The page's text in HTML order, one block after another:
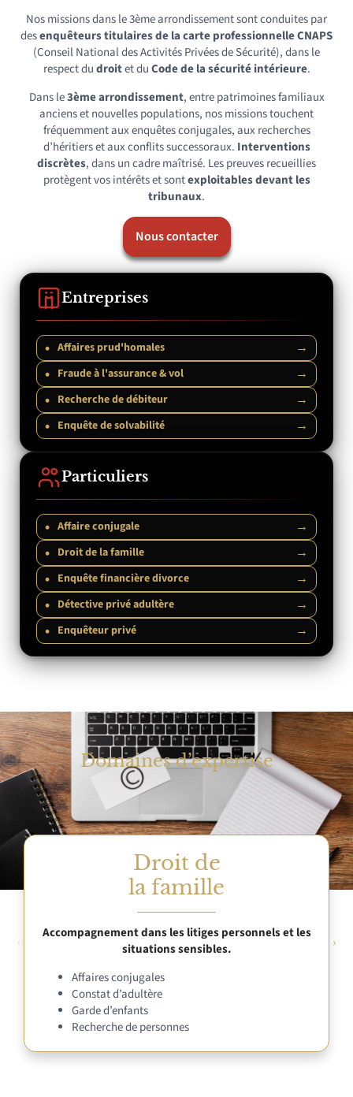
Nos missions dans le 3ème arrondissement sont conduites par
desenquêteurs titulaires de la carte professionnelle CNAPS
(Conseil National des Activités Privées de Sécurité), dans le
respect dudroitet duCode de la sécurité intérieure.
Dans le3ème arrondissement, entre patrimoines familiaux
anciens et nouvelles populations, nos missions touchent
fréquemment aux enquêtes conjugales, aux recherches
d’héritiers et aux conflits successoraux. Interventions
discrètes, dans un cadre maîtrisé. Les preuves recueillies
protègent vos intérêts et sontexploitables devant les
tribunaux.
Nous contacter
Entreprises
• Affaires prud'homales →
• Fraude à l'assurance & vol →
• Recherche de débiteur →
• Enquête de solvabilité →
Particuliers
• Affaire conjugale →
• Droit de la famille →
• Enquête financière divorce →
• Détective privé adultère →
• Enquêteur privé →
Domaines d’expertise
Droit de
la famille
Accompagnement dans les litiges personnels et les
situations sensibles.
Affaires conjugales
Constat d’adultère
Garde d’enfants
Recherche de personnes